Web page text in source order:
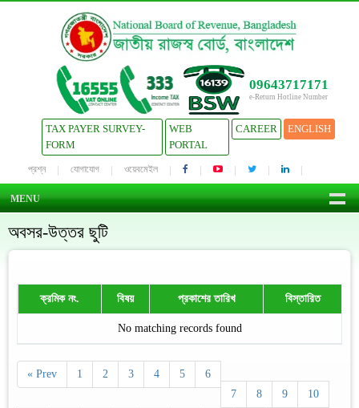
09643717171
e-Return Hotline Number
TAX PAYER SURVEY-
FORM
WEB
PORTAL
CAREER ENGLISH
প্রশ্ন যোগাযোগ ওয়েবমেইল
MENU
অবসর-উত্তর ছুটি
ক্রমিক নং. বিষয় প্রকাশের তারিখ বিস্তারিত
No matching records found
« Prev 1 2 3 4 5
6
7
8 9 10